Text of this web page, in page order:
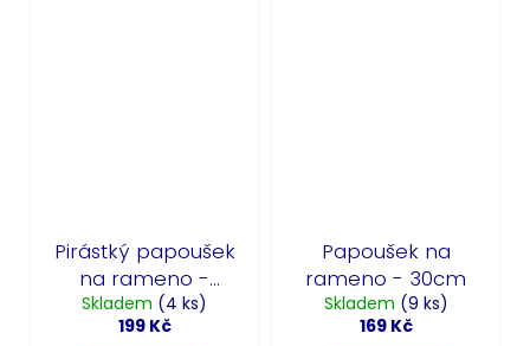
Pirástký papoušek
na rameno -
36cm
Skladem (4 ks)
199 Kč
Papoušek na
rameno - 30cm
Skladem (9 ks)
169 Kč